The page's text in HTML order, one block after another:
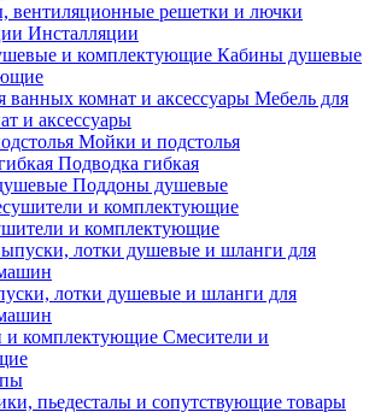
вентиляционные решетки и лючки
Инсталляции
Кабины душевые
Мебель для
и аксессуары
Мойки и подстолья
Подводка гибкая
Поддоны душевые
и комплектующие
лотки душевые и шланги для
Смесители и